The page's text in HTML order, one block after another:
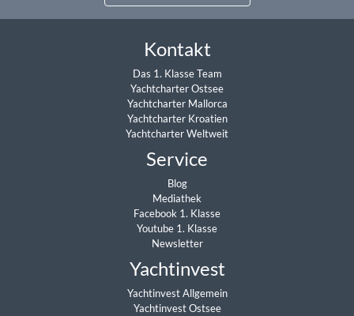
Kontakt
Das 1. Klasse Team
Yachtcharter Ostsee
Yachtcharter Mallorca
Yachtcharter Kroatien
Yachtcharter Weltweit
Service
Blog
Mediathek
Facebook 1. Klasse
Youtube 1. Klasse
Newsletter
Yachtinvest
Yachtinvest Allgemein
Yachtinvest Ostsee